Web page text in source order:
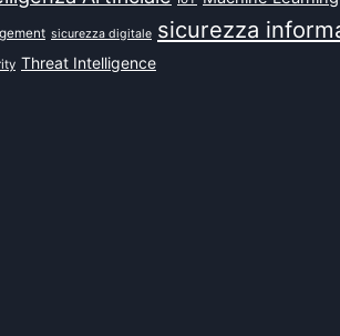
sicurezza digitale sicurezza
Threat Intelligence